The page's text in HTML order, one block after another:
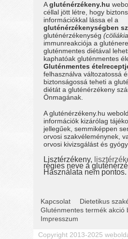
Agluténérzékeny.hu
céllal jött létre, hogy
információkkal lássa el a
gluténérzékenységben
gluténérzékenység
immunreakciója a
gluténmentes diétával
kaphatóak gluténmentes
Gluténmentes
felhasználva változatossá
biztonságossá teheti a
diétát a gluténérzékeny
Önmagának.
A gluténérzékeny.hu
információk kizárólag
jellegűek, semmiképpen
orvosi szakvéleménynek,
orvosi kivizsgálást és
Lisztérzékeny,
régies neve a
Használata nem pontos.
Kapcsolat
Dietetikus
Gluténmentes termék akció
Impresszum
Copyright 2013-2025